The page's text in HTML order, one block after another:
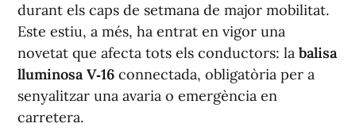
durant els caps de setmana de major mobilitat.
Este estiu, a més, ha entrat en vigor una
novetat que afecta tots els conductors: la balisa
lluminosa V‑16 connectada, obligatòria per a
senyalitzar una avaria o emergència en
carretera.